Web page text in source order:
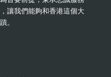
讓我們能夠和香港這個大
。